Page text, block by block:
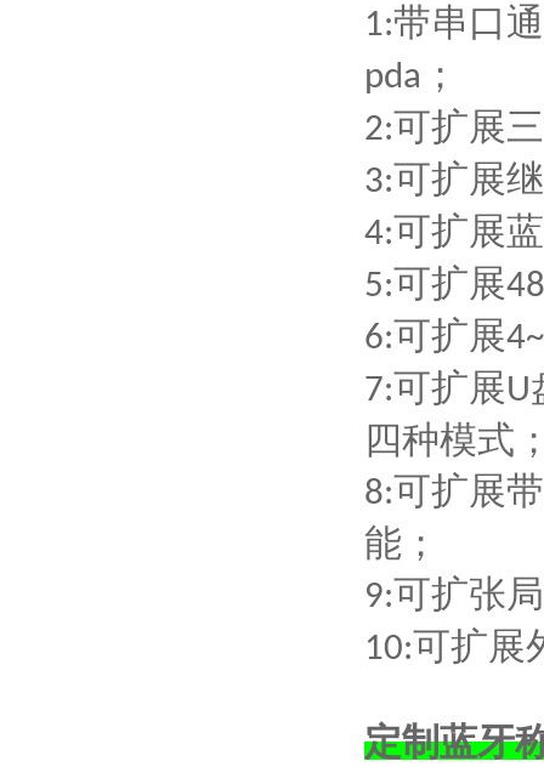
1:带串口
pda ；
2:可扩展
3:可扩展
4:可扩展
5:可扩展
6:可扩展
7:可扩展U
四种模式
8:可扩展
能；
9:可扩张
10:可扩展
定制蓝牙